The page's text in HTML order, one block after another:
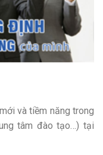
và tiềm năng trong
tâm đào tạo…) tại